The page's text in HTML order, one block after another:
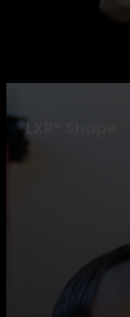
LXR® Shape